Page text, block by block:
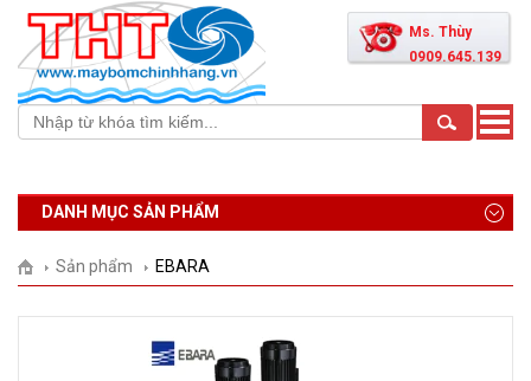
Ms. Thùy
0909.645.139
Toggle
DANH MỤC SẢN PHẨM
Sản phẩm EBARA